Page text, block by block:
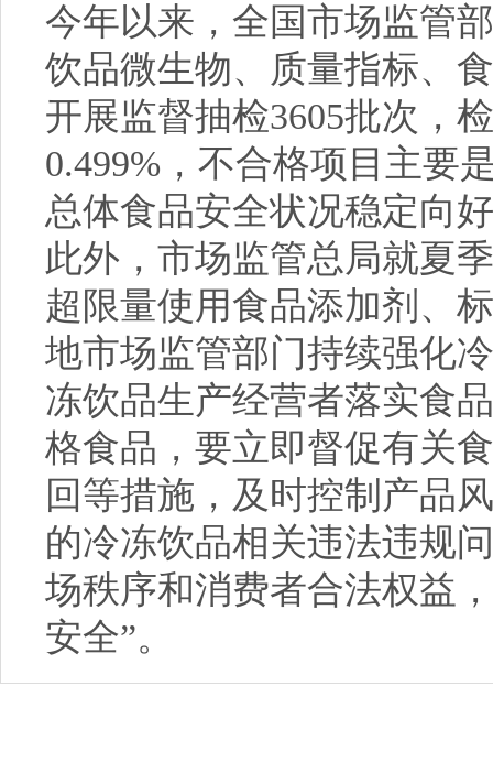
今年以来，全国市场监管
饮品微生物、质量指标、
开展监督抽检3605批次，
0.499%，不合格项目主要
总体食品安全状况稳定向
此外，市场监管总局就夏
超限量使用食品添加剂、
地市场监管部门持续强化
冻饮品生产经营者落实食
格食品，要立即督促有关
回等措施，及时控制产品
的冷冻饮品相关违法违规
场秩序和消费者合法权益
安全”。